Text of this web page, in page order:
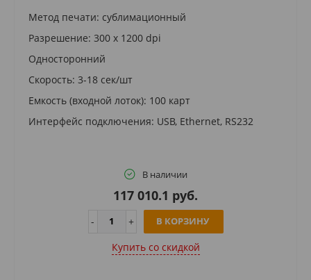
Метод печати: сублимационный
Разрешение: 300 x 1200 dpi
Односторонний
Скорость: 3-18 сек/шт
Емкость (входной лоток): 100 карт
Интерфейс подключения: USB, Ethernet, RS232
В наличии
117 010.1 руб.
В КОРЗИНУ
Купить cо скидкой